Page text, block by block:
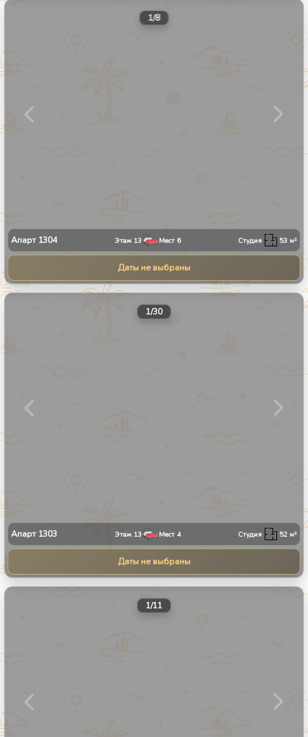
1/8
Апарт 1304 Этаж 13 Мест 6 Студия 53 м²
Даты не выбраны
1/30
Апарт 1303 Этаж 13 Мест 4 Студия 52 м²
Даты не выбраны
1/11